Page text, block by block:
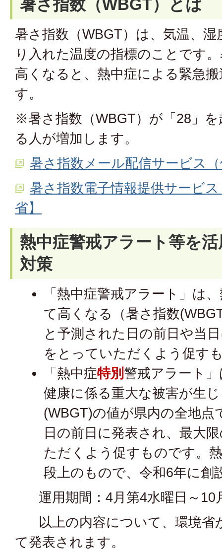
暑さ指数（WBGT）とは
暑さ指数（WBGT）は、気温、
り入れた温度の指標のことです
高くなると、熱中症による緊急
す。
※暑さ指数（​WBGT）が「28」
る人が増加します。
暑さ指数メール配信サービス
暑さ指数電子情報提供サービ
省】
熱中症警戒アラート等を
対策
「熱中症警戒アラート」は
て高くなる（暑さ指数
と予測された日の前日や当
をとっていただくよう促す
​​​​「熱中症特別警戒アラート
健康に係る重大な被害が生
(WBGT)の値が県内の全地点
日の前日に発表され、最大
ただくよう促すものです。
段上のもので、令和6年に創
運用期間：4月第4水曜日～10
以上の内容について、環境省
て発表されます。